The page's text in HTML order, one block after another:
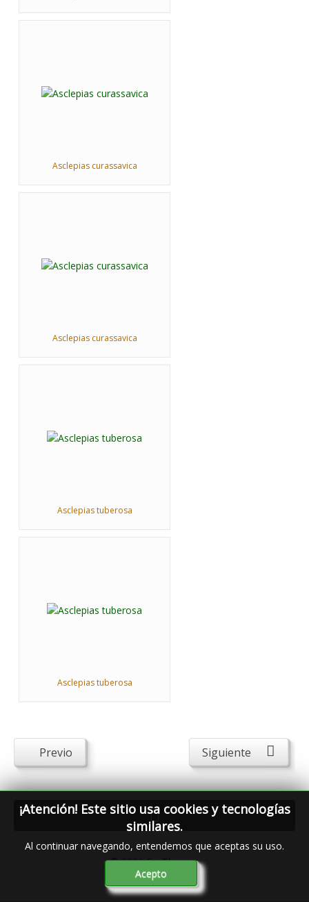
Asclepias curassavica
Asclepias curassavica
Asclepias tuberosa
Asclepias tuberosa
Previo Siguiente
© 2026FavThemes
¡Atención! Este sitio usa cookies y tecnologías
similares.
Al continuar navegando, entendemos que aceptas su uso.
Acepto